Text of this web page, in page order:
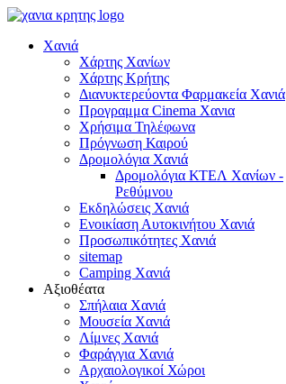
Χανιά
Χάρτης Χανίων
Χάρτης Κρήτης
Διανυκτερεύοντα Φαρμακεία Χανιά
Προγραμμα Cinema Χανια
Χρήσιμα Τηλέφωνα
Πρόγνωση Καιρού
Δρομολόγια Χανιά
Δρομολόγια ΚΤΕΛ Χανίων -
Ρεθύμνου
Εκδηλώσεις Χανιά
Ενοικίαση Αυτοκινήτου Χανιά
Προσωπικότητες Χανιά
sitemap
Camping Χανιά
Αξιοθέατα
Σπήλαια Χανιά
Μουσεία Χανιά
Λίμνες Χανιά
Φαράγγια Χανιά
Αρχαιολογικοί Χώροι